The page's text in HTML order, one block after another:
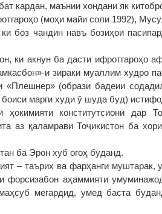
кардан, маънии хондани як
(моҳи майи соли 1992),
ки боз чандин навъ бозиҳои
ки акнун ба дасти ифротгароҳо
и зираки муаллим худро
«Плешнер» (образи бадеии
марги худи ӯ шуда буд)
конститутсионӣ дар
аз қаламрави Тоҷикистон ба
ба Эрон хуб огоҳ буданд.
– таърих ва фарҳанги муштарак,
форсизабон аҳаммияти
мегардид, умед баста